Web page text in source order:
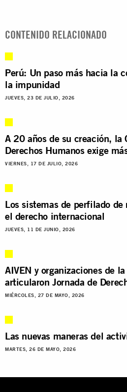
CONTENIDO RELACIONADO
Perú: Un paso más hacia la
la impunidad
JUEVES, 23 DE JULIO, 2026
A 20 años de su creación, la
Derechos Humanos exige
VIERNES, 17 DE JULIO, 2026
Los sistemas de perfilado de
el derecho internacional
JUEVES, 11 DE JUNIO, 2026
AIVEN y organizaciones de
articularon Jornada de
MIÉRCOLES, 27 DE MAYO, 2026
Las nuevas maneras del
MARTES, 26 DE MAYO, 2026